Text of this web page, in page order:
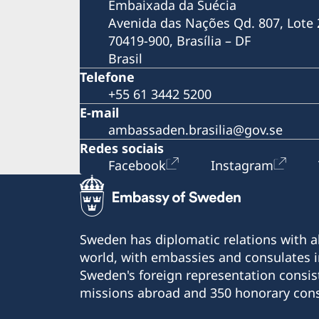
acordo para evitar a dupla tributação entre
países
A Suécia tem um novo Governo
2017-2018: Dois anos de Suécia no Conselho
Segurança da ONU
Luciadag 2018: Dia de Sankta Lucia na
Embaixada da Suécia em Brasília
Embaixador da Suécia no Brasil é
com a Ordem Nacional Barão de Mauá
Empresas suecas projetam investimentos e
geração de empregos no Brasil
Diálogos Nórdicos: Gênero e Inclusão nas
Empresas
#Bergman100 no Rio de Janeiro
ONU Mulheres inauguram exposição
fotográfica no metrô de Brasília
Bergman100: Mostra Centenário Ingmar
Bergman chega a São Paulo
Embaixada da Suécia
Avenida das Nações Qd. 807, Lote
70419-900, Brasília – DF
Brasil
Telefone
+55 61 3442 5200
E-mail
ambassaden.brasilia@gov.se
Redes sociais
Facebook
Instagram
Sweden has diplomatic relations with
world, with embassies and consulates
Sweden's foreign representation
missions abroad and 350 honorary